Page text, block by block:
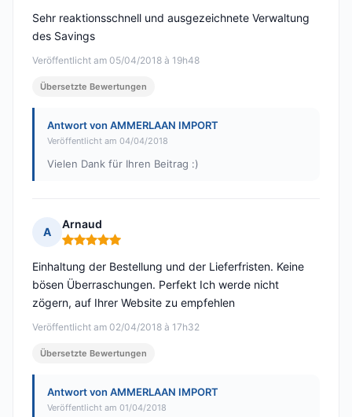
Veröffentlicht am 05/04/2018 à 19h48
Sehr reaktionsschnell und ausgezeichnete Verwaltung
des Savings
Übersetzte Bewertungen
Antwort von AMMERLAAN IMPORT
Veröffentlicht am 04/04/2018
Vielen Dank für Ihren Beitrag :)
A
Arnaud
Hinweis: 5 von 5
Veröffentlicht am 02/04/2018 à 17h32
Einhaltung der Bestellung und der Lieferfristen. Keine
bösen Überraschungen. Perfekt Ich werde nicht
zögern, auf Ihrer Website zu empfehlen
Übersetzte Bewertungen
Antwort von AMMERLAAN IMPORT
Veröffentlicht am 01/04/2018